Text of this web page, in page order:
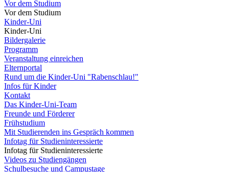
Vor dem Studium
Vor dem Studium
Kinder-Uni
Kinder-Uni
Bildergalerie
Programm
Veranstaltung einreichen
Elternportal
Rund um die Kinder-Uni "Rabenschlau!"
Infos für Kinder
Kontakt
Das Kinder-Uni-Team
Freunde und Förderer
Frühstudium
Mit Studierenden ins Gespräch kommen
Infotag für Studieninteressierte
Infotag für Studieninteressierte
Videos zu Studiengängen
Schulbesuche und Campustage